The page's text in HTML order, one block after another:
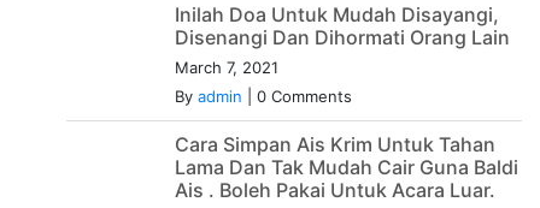
Inilah Doa Untuk Mudah Disayangi,
Disenangi Dan Dihormati Orang Lain
March 7, 2021
By admin 0 Comments
Cara Simpan Ais Krim Untuk Tahan
Lama Dan Tak Mudah Cair Guna Baldi
Ais . Boleh Pakai Untuk Acara Luar.